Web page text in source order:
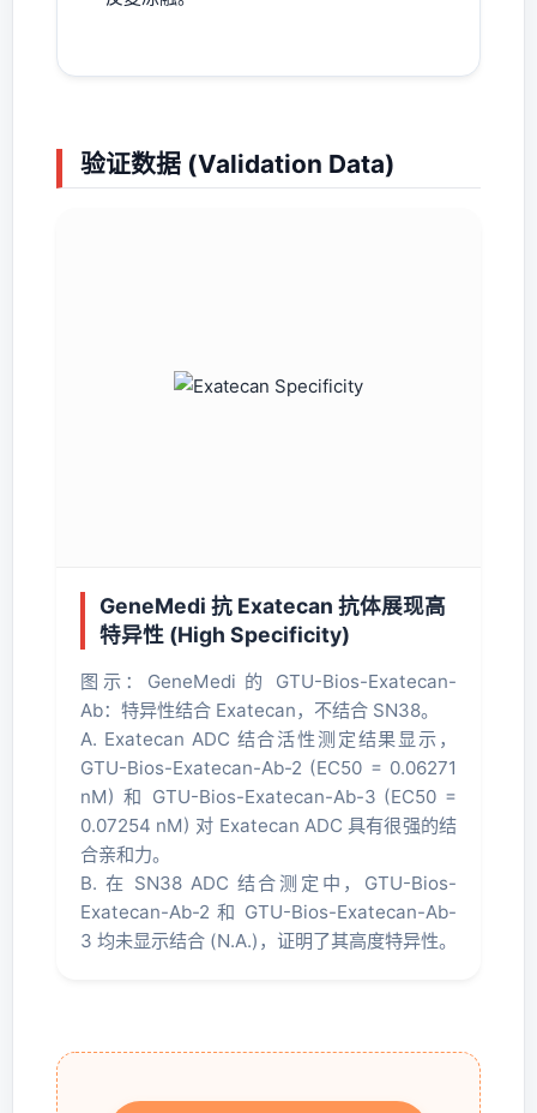
验证数据 (Validation Data)
GeneMedi 抗 Exatecan 抗体展现高
特异性 (High Specificity)
图示：GeneMedi 的 GTU-Bios-Exatecan-
Ab：特异性结合 Exatecan，不结合 SN38。
A. Exatecan ADC 结合活性测定结果显示，
GTU-Bios-Exatecan-Ab-2 (EC50 = 0.06271
nM) 和 GTU-Bios-Exatecan-Ab-3 (EC50 =
0.07254 nM) 对 Exatecan ADC 具有很强的结
合亲和力。
B. 在 SN38 ADC 结合测定中，GTU-Bios-
Exatecan-Ab-2 和 GTU-Bios-Exatecan-Ab-
3 均未显示结合 (N.A.)，证明了其高度特异性。